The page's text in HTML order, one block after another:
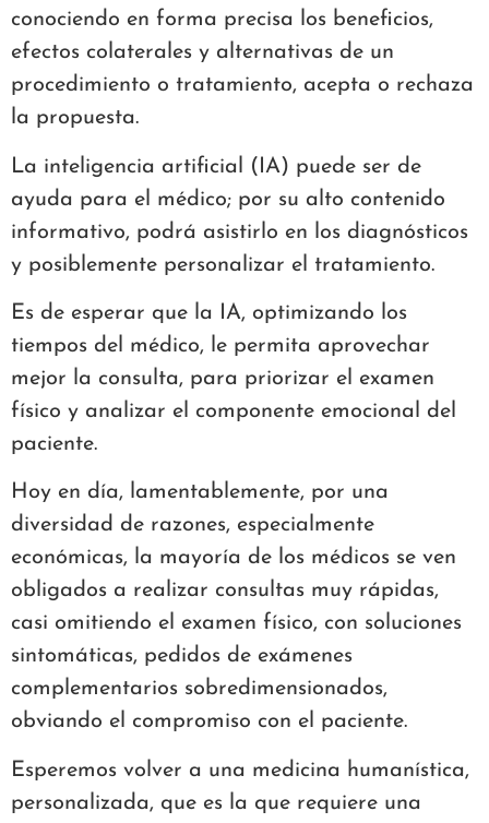
conociendo en forma precisa los beneficios,
efectos colaterales y alternativas de un
procedimiento o tratamiento, acepta o rechaza
la propuesta.
La inteligencia artificial (IA) puede ser de
ayuda para el médico; por su alto contenido
informativo, podrá asistirlo en los diagnósticos
y posiblemente personalizar el tratamiento.
Es de esperar que la IA, optimizando los
tiempos del médico, le permita aprovechar
mejor la consulta, para priorizar el examen
físico y analizar el componente emocional del
paciente.
Hoy en día, lamentablemente, por una
diversidad de razones, especialmente
económicas, la mayoría de los médicos se ven
obligados a realizar consultas muy rápidas,
casi omitiendo el examen físico, con soluciones
sintomáticas, pedidos de exámenes
complementarios sobredimensionados,
obviando el compromiso con el paciente.
Esperemos volver a una medicina humanística,
personalizada, que es la que requiere una